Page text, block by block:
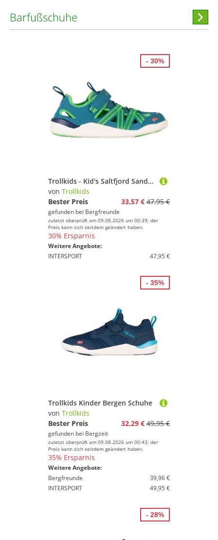
Barfußschuhe
Trollkids - Kid's Saltfjord Sandal - Sandalen Gr 30 türkis
von Trollkids
Bester Preis
33,57 € 47,95 €
gefunden bei Bergfreunde
zuletzt überprüft am 09.08.2026 um 00:39; der
Preis kann sich seitdem geändert haben.
30% Ersparnis
Weitere Angebote:
INTERSPORT
47,95 €
- 30%
Trollkids Kinder Bergen Schuhe
von Trollkids
Bester Preis
32,29 € 49,95 €
gefunden bei Bergzeit
zuletzt überprüft am 09.08.2026 um 00:43; der
Preis kann sich seitdem geändert haben.
35% Ersparnis
Weitere Angebote:
Bergfreunde
39,96 €
INTERSPORT
49,95 €
- 35%
- 28%